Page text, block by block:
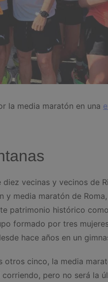
la media maratón en una
vecinas y vecinos de
y media maratón de
patrimonio histórico
formado por tres
hace años en un
cinco, la media
pero no será la